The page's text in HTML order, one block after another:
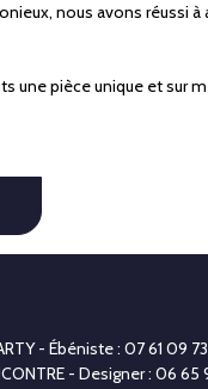
nous avons réussi
pièce unique et sur
- Ébéniste : 07 61 09
- Designer : 06 65